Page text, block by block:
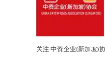
关注 中资企业(新加坡)